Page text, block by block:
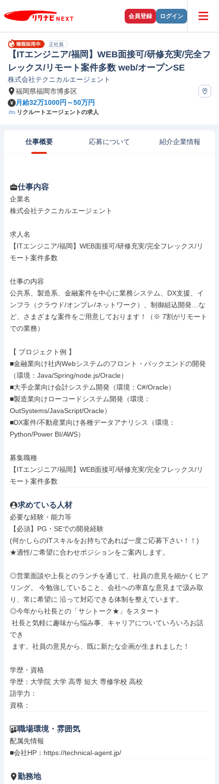
会員登録 ログイン
正社員
【ITエンジニア/福岡】WEB面接可/研修充実/完全フ
レックス/リモート案件多数 web/オープンSE
株式会社テクニカルエージェント
福岡県福岡市博多区
月給32万1000円～50万円
リクルートエージェントの求人
仕事概要 応募について 紹介企業情報
仕事内容
企業名
株式会社テクニカルエージェント
求人名
【ITエンジニア/福岡】WEB面接可/研修充実/完全フレックス/リ
モート案件多数
仕事の内容
公共系、製造系、金融案件を中心に業務システム、DX支援、イ
ンフラ（クラウド/オンプレ/ネットワーク）、制御組込開発…な
ど、さまざまな案件をご用意しております！（※ 7割がリモート
での業務）
【 プロジェクト例 】
■金融業向け社内Webシステムのフロント・バックエンドの開発
（環境：Java/Spring/node.js/Oracle）
■大手企業向け会計システム開発（環境：C#/Oracle）
■製造業向けローコードシステム開発（環境：
OutSystems/JavaScript/Oracle）
■DX案件/不動産業向け各種データアナリシス（環境：
Python/Power BI/AWS）
募集職種
【ITエンジニア/福岡】WEB面接可/研修充実/完全フレックス/リ
モート案件多数
求めている人材
必要な経験・能力等
【必須】PG・SEでの開発経験
(何かしらのITスキルをお持ちであれば一度ご応募下さい！！)
★適性/ご希望に合わせポジションをご案内します。
◎営業面談や上長とのランチを通じて、社員の意見を細かくヒア
リング。 今勉強していること、会社への率直な意見まで汲み取
り、常に希望に 沿って対応できる体制を整えています。
◎今年から社長との「サシトーク★」をスタート
でき
学歴・資格
学歴：大学院 大学 高専 短大 専修学校 高校
語学力：
資格：
職場環境・雰囲気
配属先情報
■会社HP：https://technical-agent.jp/
勤務地